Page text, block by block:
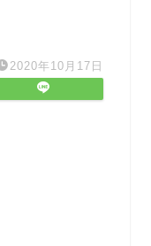
2020年10月17日